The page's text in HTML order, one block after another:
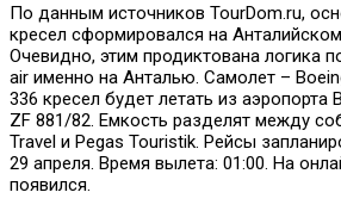
По данным источников TourDom.ru,
кресел сформировался на
Очевидно, этим продиктована логика
air именно на Анталью. Самолет –
336 кресел будет летать из
ZF 881/82. Емкость разделят между
Travel и Pegas Touristik. Рейсы
29 апреля. Время вылета: 01:00. На
появился.